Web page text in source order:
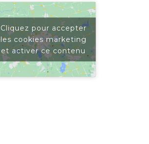
Cliquez pour accepter
les cookies marketing
et activer ce contenu